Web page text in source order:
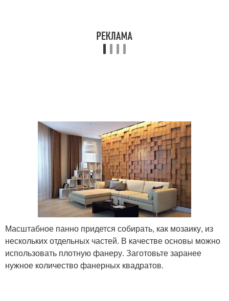
Масштабное панно придется собирать, как мозаику, из
нескольких отдельных частей. В качестве основы можно
использовать плотную фанеру. Заготовьте заранее
нужное количество фанерных квадратов.